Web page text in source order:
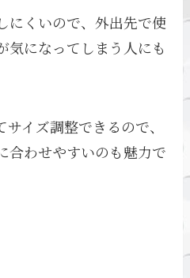
にくいので、外出先で使
気になってしまう人にも
イズ調整できるので、
合わせやすいのも魅力で